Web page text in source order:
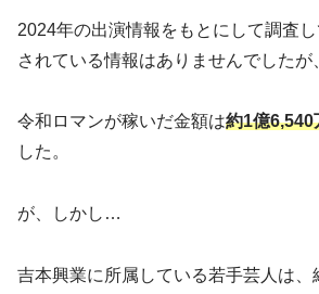
2024年の出演情報をもとにして調査
されている情報はありませんでしたが
令和ロマンが稼いだ金額は約1億6,540
した。
が、しかし…
吉本興業に所属している若手芸人は、